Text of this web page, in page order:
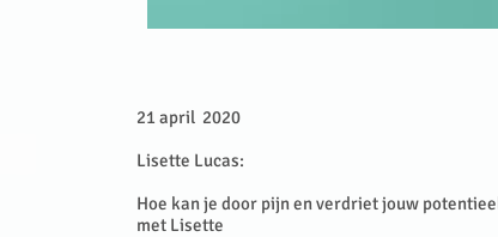
21 april 2020
Lisette Lucas:
Hoe kan je door pijn en verdriet jouw
met Lisette